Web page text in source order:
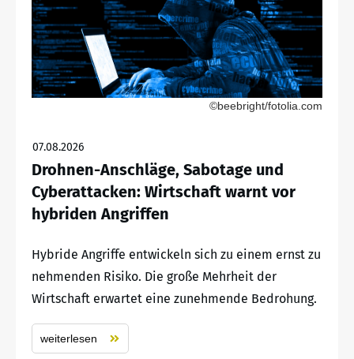
©beebright/fotolia.com
07.08.2026
Drohnen-Anschläge, Sabotage und
Cyberattacken: Wirtschaft warnt vor
hybriden Angriffen
Hybride Angriffe entwickeln sich zu einem ernst zu
nehmenden Risiko. Die große Mehrheit der
Wirtschaft erwartet eine zunehmende Bedrohung.
weiterlesen